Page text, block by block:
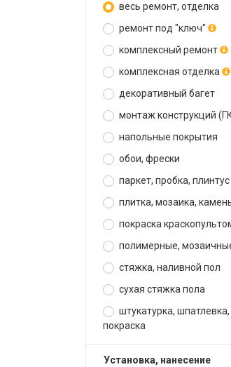
весь ремонт, отделка
ремонт под "ключ"
комплексный ремонт
комплексная отделка
декоративный багет
монтаж конструкций
напольные покрытия
обои, фрески
паркет, пробка, плинтус
плитка, мозаика,
покраска
полимерные,
стяжка, наливной пол
сухая стяжка пола
штукатурка, шпатлевка,
покраска
установка, нанесение